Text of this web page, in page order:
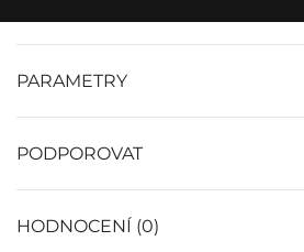
PARAMETRY
PODPOROVAT
HODNOCENÍ (0)